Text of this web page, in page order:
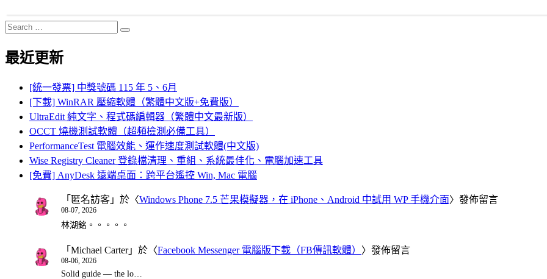
Search
for:
Search
最近更新
[統一發票] 中獎號碼 115 年 5、6月
[下載] WinRAR 壓縮軟體（繁體中文版+免費版）
UltraEdit 純文字、程式碼編輯器（繁體中文最新版）
OCCT 燒機測試軟體（超頻檢測必備工具）
PerformanceTest 電腦效能、運作速度測試軟體(中文版)
Wise Registry Cleaner 登錄檔清理、重組、系統最佳化、電腦加速工具
[免費] AnyDesk 遠端桌面：跨平台遙控 Win, Mac 電腦
「 匿名訪客 」於〈Windows Phone 7.5 芒果模擬器，在 iPhone、Android 中試用 WP 手機介面〉發佈留言
08-07, 2026
林湖銘。。。。。
「 Michael Carter」於〈Facebook Messenger 電腦版下載（FB傳訊軟體） 〉發佈留言
08-06, 2026
Solid guide — the lo…